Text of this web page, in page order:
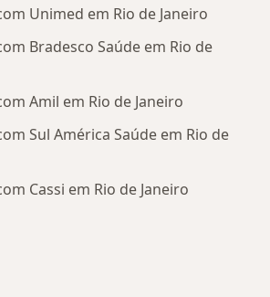
Unimed em Rio de Janeiro
Bradesco Saúde em Rio de
Amil em Rio de Janeiro
Sul América Saúde em Rio de
Cassi em Rio de Janeiro